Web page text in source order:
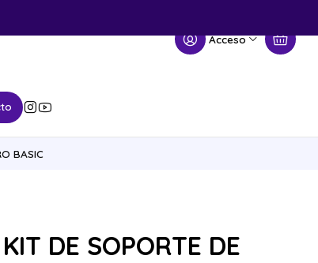
Acceso
BASIC
DE SOPORTE DE